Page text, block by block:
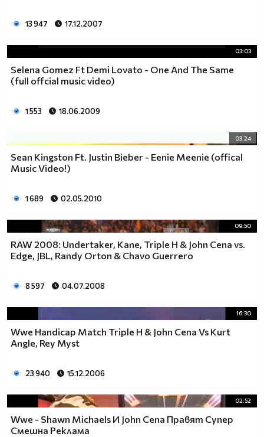
13 947 17.12.2007
03:03
Selena Gomez Ft Demi Lovato - One And The Same
(full offcial music video)
1 553 18.06.2009
03:24
Sean Kingston Ft. Justin Bieber - Eenie Meenie (offical
Music Video!)
1 689 02.05.2010
09:50
RAW 2008: Undertaker, Kane, Triple H & John Cena vs.
Edge, JBL, Randy Orton & Chavo Guerrero
8 597 04.07.2008
16:30
Wwe Handicap Match Triple H & John Cena Vs Kurt
Angle, Rey Myst
23 940 15.12.2006
02:52
Wwe - Shawn Michaels И John Cena Правят Супер
Смешна Реклама